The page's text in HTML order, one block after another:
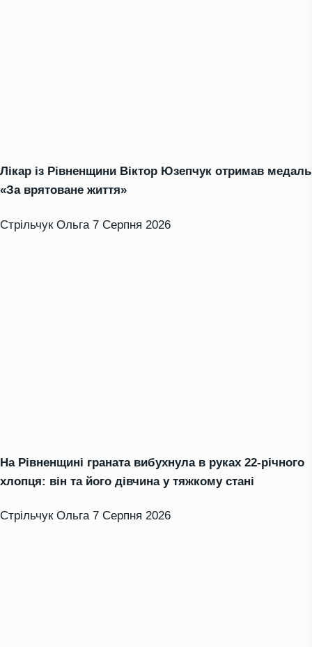
Лікар із Рівненщини Віктор Юзепчук отримав медаль
«За врятоване життя»
Стрільчук Ольга 7 Серпня 2026
На Рівненщині граната вибухнула в руках 22-річного
хлопця: він та його дівчина у тяжкому стані
Стрільчук Ольга 7 Серпня 2026